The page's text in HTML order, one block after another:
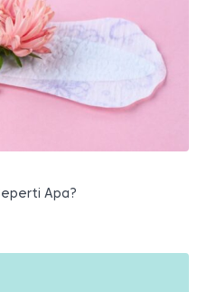
Apa?